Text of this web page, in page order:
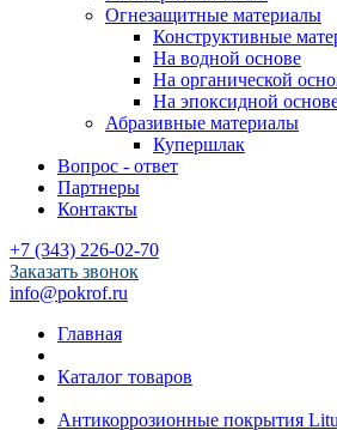
Огнезащитные материалы
Конструктивные
На водной основе
На органической
На эпоксидной
Абразивные материалы
Купершлак
Вопрос - ответ
Партнеры
Контакты
+7 (343) 226-02-70
Заказать звонок
info@pokrof.ru
Главная
Каталог товаров
Антикоррозионные покрытия